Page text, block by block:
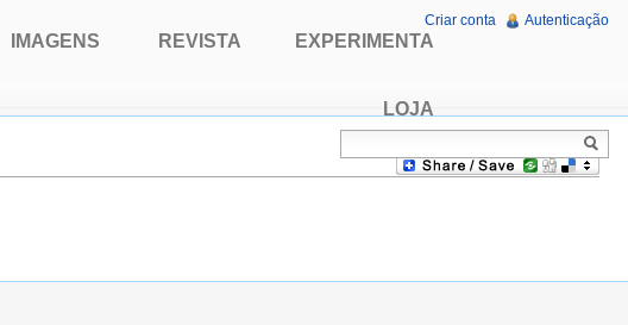
IMAGENS REVISTA EXPERIMENTA
LOJA
Criar conta Autenticação